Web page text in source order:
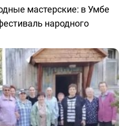
мастерские: в Умбе
народного